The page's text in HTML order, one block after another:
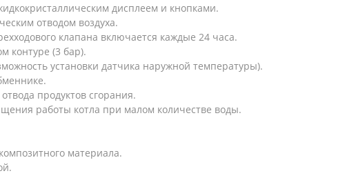
дисплеем и кнопками.
отводом воздуха.
клапана включается каждые 24 часа.
контуре (3 бар).
установки датчика наружной температуры).
продуктов сгорания.
работы котла при малом количестве воды.
материала.